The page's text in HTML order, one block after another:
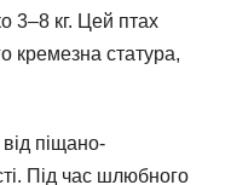
3–8 кг. Цей птах
кремезна статура,
піщано-
Під час шлюбного